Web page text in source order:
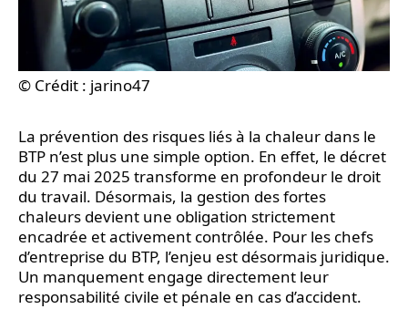
© Crédit : jarino47
La prévention des risques liés à la chaleur dans le
BTP n’est plus une simple option. En effet, le décret
du 27 mai 2025 transforme en profondeur le droit
du travail. Désormais, la gestion des fortes
chaleurs devient une obligation strictement
encadrée et activement contrôlée. Pour les chefs
d’entreprise du BTP, l’enjeu est désormais juridique.
Un manquement engage directement leur
responsabilité civile et pénale en cas d’accident.